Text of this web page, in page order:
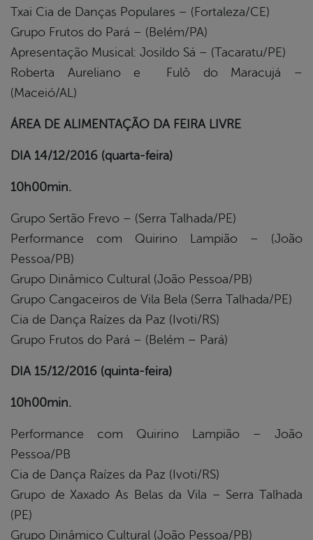
Txai Cia de Danças Populares – (Fortaleza/CE)
Grupo Frutos do Pará – (Belém/PA)
Apresentação Musical: Josildo Sá – (Tacaratu/PE)
Roberta Aureliano e Fulô do Maracujá –
(Maceió/AL)
ÁREA DE ALIMENTAÇÃO DA FEIRA LIVRE
DIA 14/12/2016 (quarta-feira)
10h00min.
Grupo Sertão Frevo – (Serra Talhada/PE)
Performance com Quirino Lampião – (João
Pessoa/PB)
Grupo Dinâmico Cultural (João Pessoa/PB)
Grupo Cangaceiros de Vila Bela (Serra Talhada/PE)
Cia de Dança Raízes da Paz (Ivoti/RS)
Grupo Frutos do Pará – (Belém – Pará)
DIA 15/12/2016 (quinta-feira)
10h00min.
Performance com Quirino Lampião – João
Pessoa/PB
Cia de Dança Raízes da Paz (Ivoti/RS)
Grupo de Xaxado As Belas da Vila – Serra Talhada
(PE)
Grupo Dinâmico Cultural (João Pessoa/PB)